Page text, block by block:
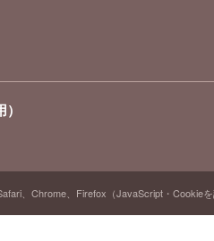
、Chrome、Firefox（JavaScript・Cookie